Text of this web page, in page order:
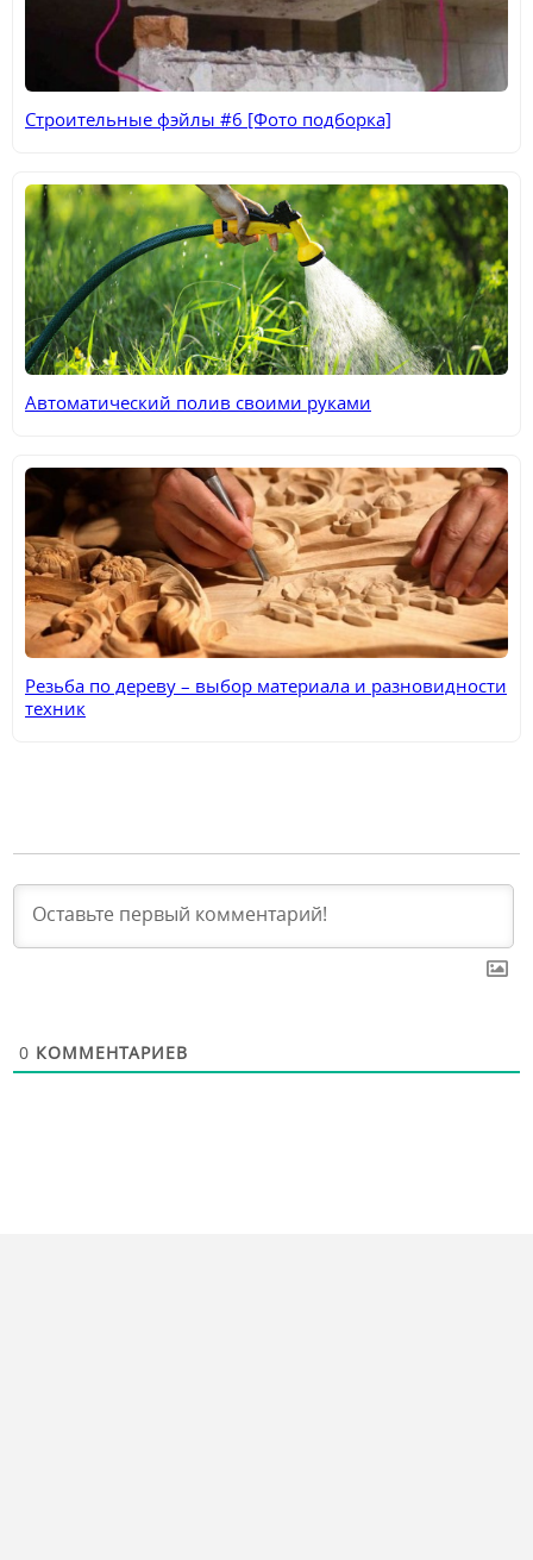
Строительные фэйлы #6 [Фото подборка]
Автоматический полив своими руками
Резьба по дереву – выбор материала и разновидности
техник
0 КОММЕНТАРИЕВ